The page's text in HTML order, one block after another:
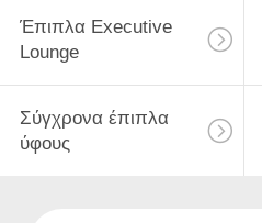
ΖΗΤΉΣΤΕ
ΜΙΑ
ΠΡΟΣΦΟΡΆ
SITEMAP
Έπιπλα Executive
Lounge
Σύγχρονα έπιπλα
ύφους